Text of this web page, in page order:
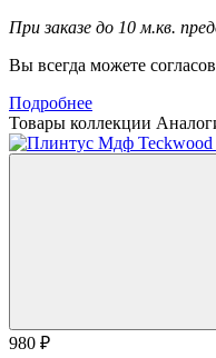
При заказе до 10 м.кв.
Вы всегда можете
Подробнее
Товары коллекции
980 ₽